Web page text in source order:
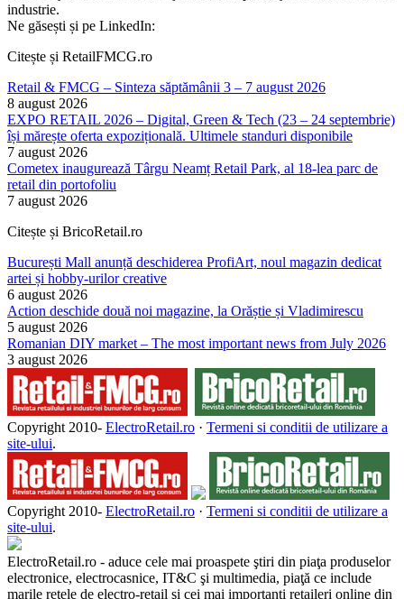
industrie.
Ne găsești și pe LinkedIn:
Citește și RetailFMCG.ro
Retail & FMCG – Sinteza săptămânii 3 – 7 august 2026
8 august 2026
EXPO RETAIL 2026 – Digital, Green & Tech (23 – 24 septembrie)
își mărește oferta expozițională. Ultimele standuri disponibile
7 august 2026
Cometex inaugurează Târgu Neamț Retail Park, al 18-lea parc de
retail din portofoliu
7 august 2026
Citește și BricoRetail.ro
București Mall anunță deschiderea ProfiArt, noul magazin dedicat
artei și hobby-urilor creative
6 august 2026
Action deschide două noi magazine, la Orăștie și Vladimirescu
5 august 2026
Romanian DIY market – The most important news from July 2026
3 august 2026
Copyright 2010- ElectroRetail.ro · Termeni si conditii de utilizare a
site-ului.
Copyright 2010- ElectroRetail.ro · Termeni si conditii de utilizare a
site-ului.
ElectroRetail.ro - aduce cele mai proaspete ştiri din piaţa produselor
electronice, electrocasnice, IT&C şi multimedia, piaţă ce include
marile reţele de electro-retail şi cei mai importanţi retaileri online din